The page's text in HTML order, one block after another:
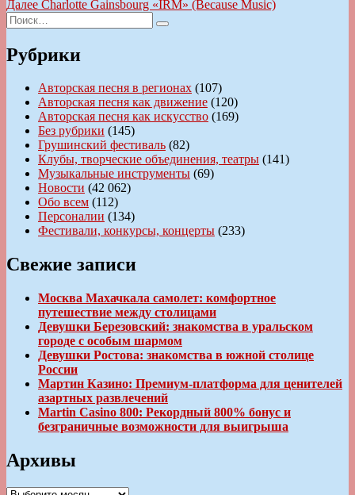
записям
Далее Следующая
Charlotte Gainsbourg «IRM» (Because Music)
Искать:
Поиск
Рубрики
Авторская песня в регионах (107)
Авторская песня как движение (120)
Авторская песня как искусство (169)
Без рубрики (145)
Грушинский фестиваль (82)
Клубы, творческие объединения, театры (141)
Музыкальные инструменты (69)
Новости (42 062)
Обо всем (112)
Персоналии (134)
Фестивали, конкурсы, концерты (233)
Свежие записи
Москва Махачкала самолет: комфортное
путешествие между столицами
Девушки Березовский: знакомства в уральском
городе с особым шармом
Девушки Ростова: знакомства в южной столице
России
Мартин Казино: Премиум-платформа для ценителей
азартных развлечений
Martin Casino 800: Рекордный 800% бонус и
безграничные возможности для выигрыша
Архивы